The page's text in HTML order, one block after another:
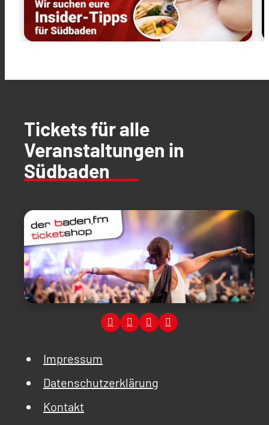
Tickets für alle
Veranstaltungen in
Südbaden
Impressum
Datenschutzerklärung
Kontakt